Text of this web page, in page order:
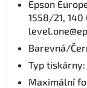
Epson
1558/21, 140
Barevná/
Typ
Maximální